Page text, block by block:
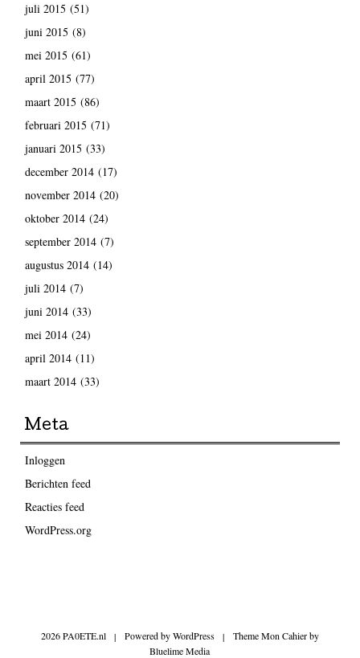
juli 2015 (51)
juni 2015 (8)
mei 2015 (61)
april 2015 (77)
maart 2015 (86)
februari 2015 (71)
januari 2015 (33)
december 2014(17)
november 2014(20)
oktober 2014(24)
september 2014(7)
augustus 2014(14)
juli 2014(7)
juni 2014(33)
mei 2014(24)
april 2014(11)
maart 2014(33)
Meta
Inloggen
Berichten feed
Reacties feed
WordPress.org
2026 PA0ETE.nl | Powered byWordPress |
Theme Mon Cahier by
Bluelime Media